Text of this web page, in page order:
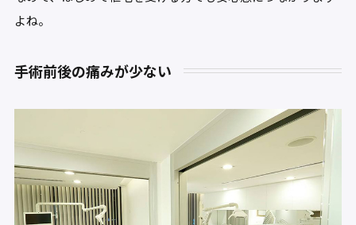
よね。
手術前後の痛みが少ない